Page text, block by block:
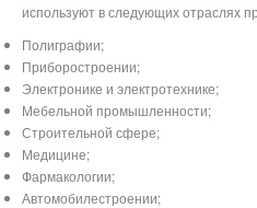
используют в следующих отраслях
Полиграфии;
Приборостроении;
Электронике и электротехнике;
Мебельной промышленности;
Строительной сфере;
Медицине;
Фармакологии;
Автомобилестроении;